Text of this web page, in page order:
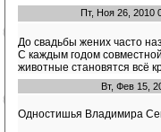
Пт, Ноя 26, 2010
До свадьбы жених часто
С каждым годом
животные становятся всё
Вт, Фев 15,
Одностишья Владимира